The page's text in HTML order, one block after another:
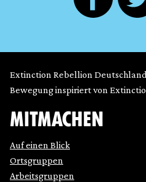
Extinction Rebellion
Bewegung inspiriert von
MITMACHEN
Auf einen Blick
Ortsgruppen
Arbeitsgruppen